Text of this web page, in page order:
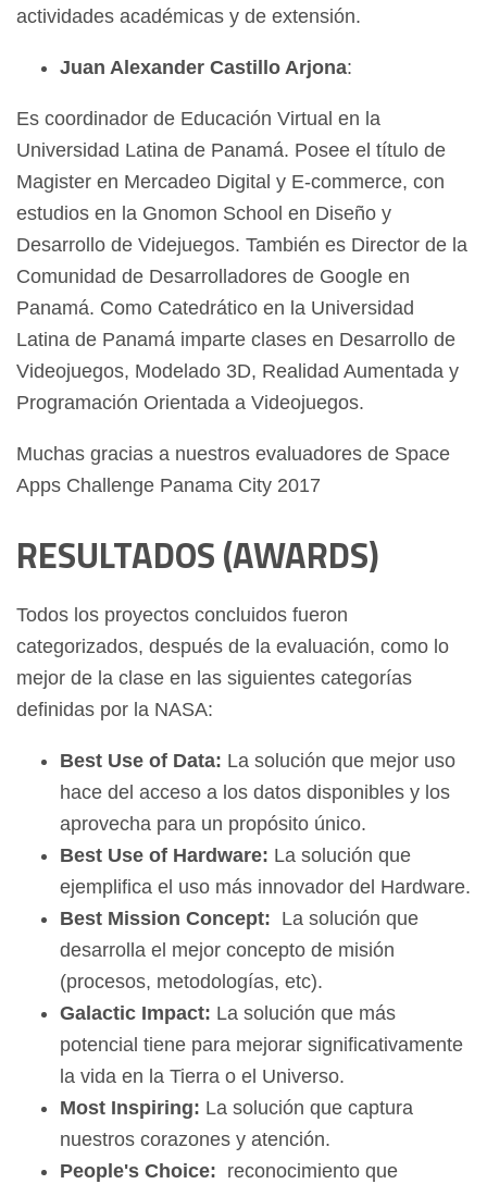
actividades académicas y de extensión.
Juan Alexander Castillo Arjona:
Es coordinador de Educación Virtual en la
Universidad Latina de Panamá. Posee el título de
Magister en Mercadeo Digital y E-commerce, con
estudios en la Gnomon School en Diseño y
Desarrollo de Videjuegos. También es Director de la
Comunidad de Desarrolladores de Google en
Panamá. Como Catedrático en la Universidad
Latina de Panamá imparte clases en Desarrollo de
Videojuegos, Modelado 3D, Realidad Aumentada y
Programación Orientada a Videojuegos.
Muchas gracias a nuestros evaluadores de Space
Apps Challenge Panama City 2017
RESULTADOS (AWARDS)
Todos los proyectos concluidos fueron
categorizados, después de la evaluación, como lo
mejor de la clase en las siguientes categorías
definidas por la NASA:
Best Use of Data: La solución que mejor uso
hace del acceso a los datos disponibles y los
aprovecha para un propósito único.
Best Use of Hardware: La solución que
ejemplifica el uso más innovador del Hardware.
Best Mission Concept: La solución que
desarrolla el mejor concepto de misión
(procesos, metodologías, etc).
Galactic Impact: La solución que más
potencial tiene para mejorar significativamente
la vida en la Tierra o el Universo.
Most Inspiring: La solución que captura
nuestros corazones y atención.
People's Choice: reconocimiento que